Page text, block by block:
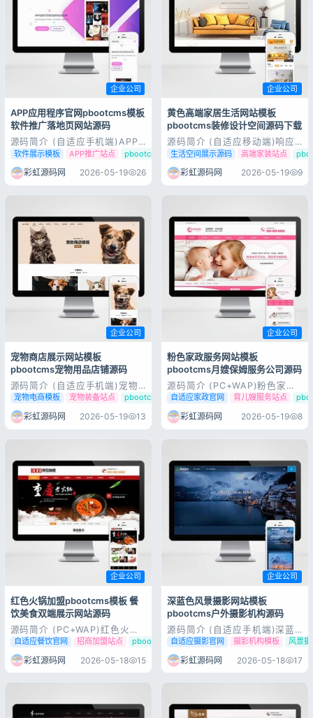
企业公司
APP应用程序官网pbootcms模板
软件推广落地页网站源码
源码简介 (自适应手机端)APP
应用程序官网pbootcms网站模
板 App软件落地页网站源码下
载pbootcms内核开发的网站模
板，该模板适用于APP软件官
软件展示模板 APP推广站点 pbootcms应用网站
彩虹源码网 2026-05-19 26
企业公司
黄色高端家居生活网站模板
pbootcms装修设计空间源码下载
源码简介 (自适应移动端)响应
式高端家居生活空间类网站
pbootcms模板 黄色家居装修
网站源码下载pbootcms内核开
发的网站模板，该模板适用于家
可；自适...
生活空间展示源码 高端家装站点
彩虹源码网 2026-05-19 9
企业公司
宠物商店展示网站模板
pbootcms宠物用品店铺源码
源码简介 (自适应手机端)宠物
商店宠物装备类网站pbootcms
模板 宠物网站源码下载
pbootcms内核开发的网站模
板，该模板适用于宠物行业网
应，同一个后台...
宠物电商模板 宠物装备站点 pbootcms宠物模板
彩虹源码网 2026-05-19 13
企业公司
粉色家政服务网站模板
pbootcms月嫂保姆服务公司源码
源码简介 (PC+WAP)粉色家政
服务公司网站模板 月嫂保姆网
站源码下载pbootcms内核开发
的网站模板，该模板适用于家政
服务公司网站、月嫂保姆网站等
台...
自适应家政官网 育儿嫂服务站点
彩虹源码网 2026-05-19 8
企业公司
红色火锅加盟pbootcms模板 餐
饮美食双端展示网站源码
源码简介 (PC+WAP)红色火锅
加盟网站pbootcms模板 餐饮
美食网站源码下载pbootcms内
核开发的网站模板，该模板适用
于火锅加盟网站、餐饮美食网站
自适应餐饮官网 招商加盟站点 pbootcms美食模板
彩虹源码网 2026-05-18 15
企业公司
深蓝色风景摄影网站模板
pbootcms户外摄影机构源码
源码简介 (自适应手机端)深蓝
色风景摄影网站pbootcms模板
户外风景摄影机构网站源码下载
pbootcms内核开发的网站模
板，该模板适用于风景摄影网
应式...
自适应摄影官网 摄影机构模板 风景
彩虹源码网 2026-05-18 17
登录
没有账号？立即注册
忘记密码?
用户协议 隐私政策